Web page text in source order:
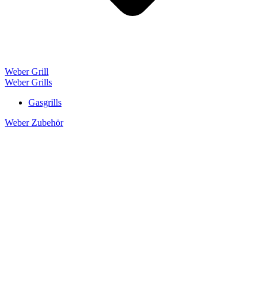
Weber Grill
Weber Grills
Gasgrills
Weber Zubehör